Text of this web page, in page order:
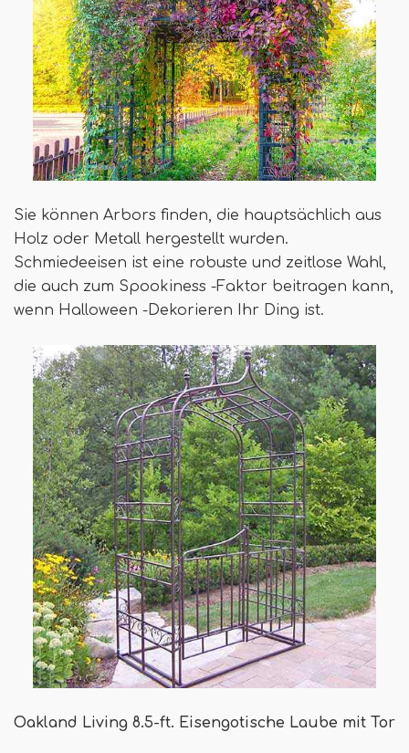
Sie können Arbors finden, die hauptsächlich aus
Holz oder Metall hergestellt wurden.
Schmiedeeisen ist eine robuste und zeitlose Wahl,
die auch zum Spookiness -Faktor beitragen kann,
wenn Halloween -Dekorieren Ihr Ding ist.
Oakland Living 8.5-ft. Eisengotische Laube mit Tor